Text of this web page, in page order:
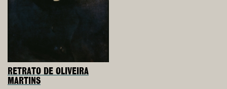
RETRATO DE OLIVEIRA
MARTINS